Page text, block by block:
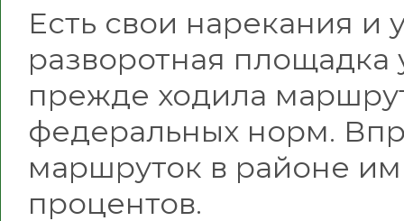
Есть свои нарекания и
разворотная площадка
прежде ходила
федеральных норм.
маршруток в районе им
процентов.